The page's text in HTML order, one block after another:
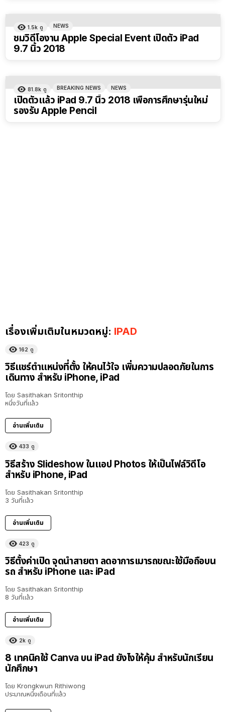
1.5k ดู NEWS
ชมวิดีโองาน Apple Special Event เปิดตัว iPad
9.7 นิ้ว 2018
81.8k ดู BREAKING NEWS NEWS
เปิดตัวแล้ว iPad 9.7 นิ้ว 2018 เพื่อการศึกษารุ่นใหม่
รองรับ Apple Pencil
เรื่องเพิ่มเติมในหมวดหมู่: IPAD
162 ดู
วิธีแชร์ตำแหน่งที่ตั้ง ให้คนไว้ใจ เพิ่มความปลอดภัยในการ
เดินทาง สำหรับ iPhone, iPad
โดย Sasithakan Sritonthip
หนึ่งวันที่แล้ว
อ่านเพิ่มเติม
433 ดู
วิธีสร้าง Slideshow ในแอป Photos ให้เป็นไฟล์วิดีโอ
สำหรับ iPhone, iPad
โดย Sasithakan Sritonthip
3 วันที่แล้ว
อ่านเพิ่มเติม
423 ดู
วิธีตั้งค่าเปิด จุดนำสายตา ลดอาการเมารถขณะใช้มือถือบน
รถ สำหรับ iPhone และ iPad
โดย Sasithakan Sritonthip
8 วันที่แล้ว
อ่านเพิ่มเติม
2k ดู
8 เทคนิคใช้ Canva บน iPad ยังไงให้คุ้ม สำหรับนักเรียน
นักศึกษา
โดย Krongkwun Rithiwong
ประมาณหนึ่งเดือนที่แล้ว